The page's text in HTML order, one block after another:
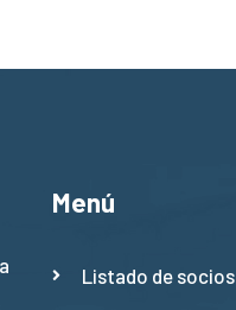
Menú
Listado de socios